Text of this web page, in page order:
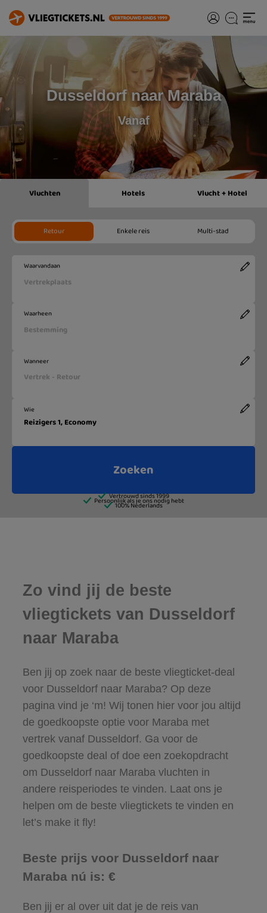
Dusseldorf naar Maraba
Vanaf
Zo vind jij de beste
vliegtickets van Dusseldorf
naar Maraba
Ben jij op zoek naar de beste vliegticket-deal
voor Dusseldorf naar Maraba? Op deze
pagina vind je ‘m! Wij tonen hier voor jou altijd
de goedkoopste optie voor Maraba met
vertrek vanaf Dusseldorf. Ga voor de
goedkoopste deal of doe een zoekopdracht
om Dusseldorf naar Maraba vluchten in
andere reisperiodes te vinden. Laat ons je
helpen om de beste vliegtickets te vinden en
let’s make it fly!
Beste prijs voor Dusseldorf naar
Maraba nú is: €
Ben jij er al over uit dat je de reis van